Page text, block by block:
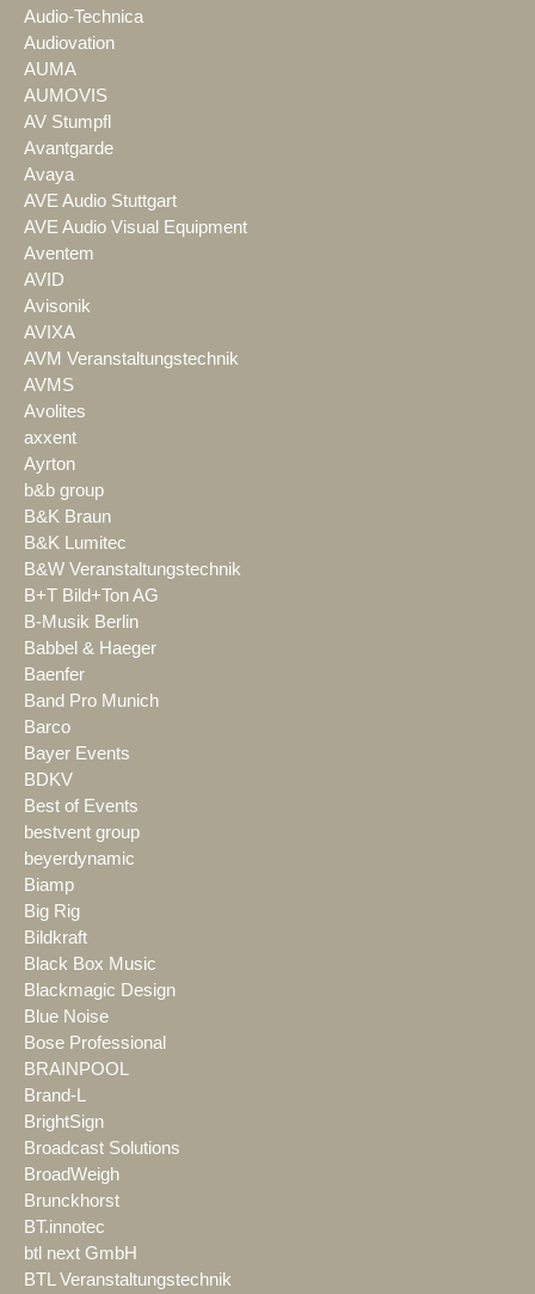
Audio-Technica
Audiovation
AUMA
AUMOVIS
AV Stumpfl
Avantgarde
Avaya
AVE Audio Stuttgart
AVE Audio Visual Equipment
Aventem
AVID
Avisonik
AVIXA
AVM Veranstaltungstechnik
AVMS
Avolites
axxent
Ayrton
b&b group
B&K Braun
B&K Lumitec
B&W Veranstaltungstechnik
B+T Bild+Ton AG
B-Musik Berlin
Babbel & Haeger
Baenfer
Band Pro Munich
Barco
Bayer Events
BDKV
Best of Events
bestvent group
beyerdynamic
Biamp
Big Rig
Bildkraft
Black Box Music
Blackmagic Design
Blue Noise
Bose Professional
BRAINPOOL
Brand-L
BrightSign
Broadcast Solutions
BroadWeigh
Brunckhorst
BT.innotec
btl next GmbH
BTL Veranstaltungstechnik